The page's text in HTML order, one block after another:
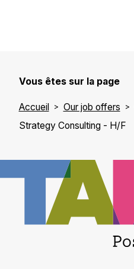
Vous êtes sur la page
Accueil Our job offers
Strategy Consulting - H/F